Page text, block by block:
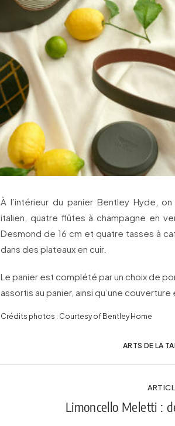
À l’intérieur du panier Bentley Hyde,
italien, quatre flûtes à champagne en
Desmond de 16 cm et quatre tasses à
dans des plateaux en cuir.
Le panier est complété par un choix de
assortis au panier, ainsi qu’une couverture
Crédits photos : Courtesy of Bentley Home
ARTS DE LA
Limoncello Meletti :